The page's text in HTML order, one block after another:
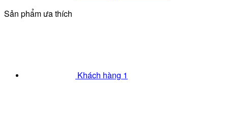
Sản phẩm ưa thích
Khách hàng 1